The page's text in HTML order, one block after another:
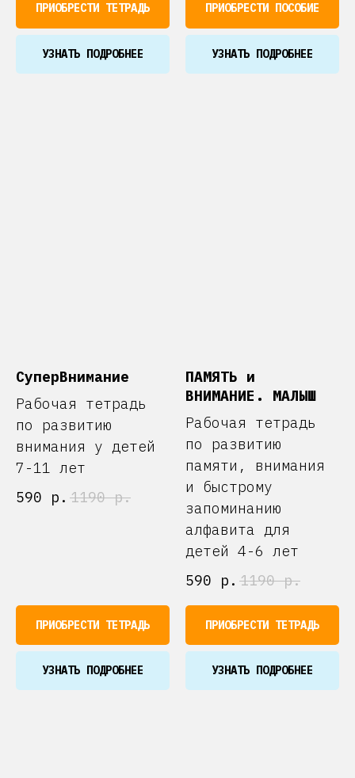
ПРИОБРЕСТИ ТЕТРАДЬ
УЗНАТЬ ПОДРОБНЕЕ
ПРИОБРЕСТИ ПОСОБИЕ
УЗНАТЬ ПОДРОБНЕЕ
СуперВнимание
Рабочая тетрадь
по развитию
внимания у детей
7-11 лет
590
р. 1190 р.
ПРИОБРЕСТИ ТЕТРАДЬ
УЗНАТЬ ПОДРОБНЕЕ
ПАМЯТЬ и
ВНИМАНИЕ. МАЛЫШ
Рабочая тетрадь
по развитию
памяти, внимания
и быстрому
запоминанию
алфавита для
детей 4-6 лет
590
р. 1190 р.
ПРИОБРЕСТИ ТЕТРАДЬ
УЗНАТЬ ПОДРОБНЕЕ